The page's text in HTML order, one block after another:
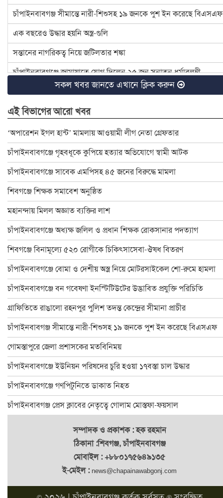
চাঁপাইনবাবগঞ্জ সীমান্তে নারী-শিশুসহ ১৯ জনকে পুশ ইন করেছে বিএসএফ
এক বছরেও উদ্ধার হয়নি অস্ত্র-গুলি
সন্তানের নাগরিকত্ব নিয়ে জটিলতার শঙ্কা
চাঁপাইনবাবগঞ্জে জামায়াতে যোগ দিলেন ২৫ জন সনাতন ধর্মাবলম্বী
চাঁপাইনবাবগঞ্জে বিটিসিএলের ৩৩ লাখ টাকা বকেয়া, মামলার সুপারিশ
৪ হত্যা মামলার আসামি ইউপি চেয়ারম্যান টিপু সাময়িক বরখাস্ত
চাঁপাইনবাবগঞ্জে ডেঙ্গু প্রতিরোধে মশক নিধন কার্যক্রম শুরু
রাষ্ট্রপতি ও প্রধান উপদেষ্টার সঙ্গে সেনাপ্রধানের সাক্ষাৎ
ইসির নির্বাচনী রোডম্যাপে যা থাকছে
বাংলাদেশ জাতীয় অন্ধ কল্যাণ সমিতি চাঁপাইনবাবগঞ্জ শাখার নবনির্বাচিত
চাঁপাইনবাবগঞ্জে স্বেচ্ছাসেবক দলের মতবিনিময় সভা অনুষ্ঠিত
চাঁপাইনবাবগঞ্জে বিদ্যুৎস্পৃষ্টে প্রাণ গেলো মা-মেয়ের
ডাকসু নির্বাচনে লড়ছেন চাঁপাইনবাবগঞ্জের ৯ শিক্ষার্থী
চাঁপাইনবাবগঞ্জ ফোরামের ৩৯ সদস্য বিশিষ্ট কমিটি গঠন : সভাপতি বুলবুল
চাঁপাইনবাবগঞ্জে বানভাসি পরিবারের মাঝে ত্রাণ বিতরণ
২৪ ঘণ্টায় চাঁপাইনবাবগঞ্জে পদ্মার পানি কমেছে ২৫ সেন্টিমিটার
ঐতিহ্যের সাক্ষী ৫০০ বছরের পুরাতন সোনামসজিদ
চাঁপাইনবাবগঞ্জে অ্যাডভোকেসি প্লাটফরমের মানববন্ধন
চাঁপাইনবাবগঞ্জে পুকুর রক্ষার দাবিতে মানববন্ধন
চাঁপাইনবাবগঞ্জে ৬০০ পরিবার পেলো ত্রাণ
চাঁপাইনবাবগঞ্জ-৩ আসনে বিএনপিতে এগিয়ে হারুন
সকল খবর জানতে এখানে ক্লিক করুন
এই বিভাগের আরো খবর
‘অপারেশন ইগল হান্ট’ মামলায় আওয়ামী লীগ নেতা গ্রেফতার
চাঁপাইনবাবগঞ্জে গৃহবধূকে কুপিয়ে হত্যার অভিযোগে স্বামী আটক
চাঁপাইনবাবগঞ্জে সাবেক এমপিসহ ৪৫ জনের বিরুদ্ধে মামলা
শিবগঞ্জে শিক্ষক সমাবেশ অনুষ্ঠিত
মহানন্দায় মিলল অজ্ঞাত ব্যক্তির লাশ
চাঁপাইনবাবগঞ্জে অধ্যক্ষ জলিল ও প্রধান শিক্ষক রোকসানার পদত্যাগ
শিবগঞ্জে বিনামূল্যে ৫২০ রোগীকে চিকিৎসাসেবা-ঔষধ বিতরণ
চাঁপাইনবাবগঞ্জে বোমা ও দেশীয় অস্ত্র নিয়ে মোটরসাইকেল শো-রুমে হামলা
চাঁপাইনবাবগঞ্জে বন গবেষণা ইনস্টিটিউটের উদ্ভাবিত প্রযুক্তি পরিচিতি
গ্রাফিতিতে রাঙালো রহনপুর পুলিশ তদন্ত কেন্দ্রের সীমানা প্রাচীর
চাঁপাইনবাবগঞ্জ সীমান্তে নারী-শিশুসহ ১৯ জনকে পুশ ইন করেছে বিএসএফ
গোমস্তাপুরে জেলা প্রশাসকের মতবিনিময়
চাঁপাইনবাবগঞ্জে ইউনিয়ন পরিষদের চুরি হওয়া ১৭বস্তা চাল উদ্ধার
চাঁপাইনবাবগঞ্জে গণপিটুনিতে ডাকাত নিহত
চাঁপাইনবাবগঞ্জ প্রেস ক্লাবের নেতৃত্বে গোলাম মোস্তফা-ফয়সাল
সম্পাদক ও প্রকাশক : হক রহমান
ঠিকানা :শিবগঞ্জ, চাঁপাইনবাবগঞ্জ
মোবাইল : +৮৮০১৭৫৬৪৯১৩৫
ই-মেইল : news@chapainawabgonj.com